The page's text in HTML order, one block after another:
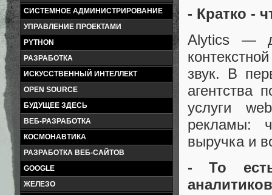
СИСТЕМНОЕ АДМИНИСТРИРОВАНИЕ
УПРАВЛЕНИЕ ПРОЕКТАМИ
PYTHON
РАЗРАБОТКА
ИСКУССТВЕННЫЙ ИНТЕЛЛЕКТ
OPEN SOURCE
БУДУЩЕЕ ЗДЕСЬ
ВЕБ-РАЗРАБОТКА
КОСМОНАВТИКА
РАЗРАБОТКА ВЕБ-САЙТОВ
GOOGLE
ЖЕЛЕЗО
- Кратко -
Alytics —
звук. В
агентства
услуги
рекламы:
выручка и
- То